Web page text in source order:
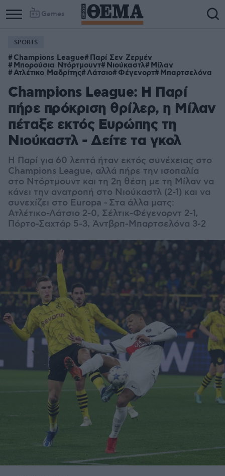
Games
SPORTS
Champions League Παρί Σεν Ζερμέν
Μπορούσια Ντόρτμουντ Νιούκαστλ Μίλαν
Ατλέτικο Μαδρίτης Λάτσιο Φέγενορτ Μπαρτσελόνα
Champions League: Η Παρί
πήρε πρόκριση θρίλερ, η Μίλαν
πέταξε εκτός Ευρώπης τη
Νιούκαστλ - Δείτε τα γκολ
Η Παρί για 60 λεπτά ήταν εκτός συνέχειας στο
Champions League, αλλά πήρε την ισοπαλία
στο Ντόρτμουντ και τη 2η θέση με τη Μίλαν να
κάνει την ανατροπή στο Νιούκαστλ (2-1) και να
συνεχίζει στο Europa - Στα άλλα ματς:
Ατλέτικο-Λάτσιο 2-0, Σέλτικ-Φέγενορντ 2-1,
Πόρτο-Σαχτάρ 5-3, Άντβρπ-Μπαρτσελόνα 3-2